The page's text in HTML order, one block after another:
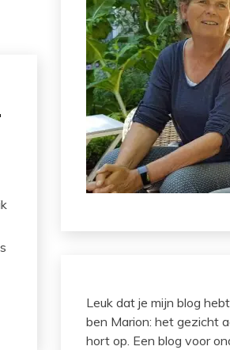
Leuk dat je mijn blog
ben Marion: het gezicht
hort op. Een blog voor